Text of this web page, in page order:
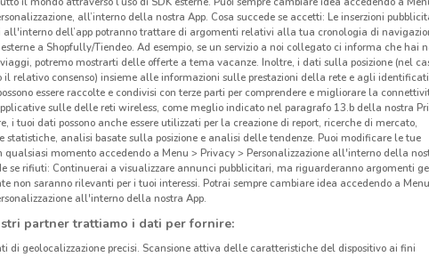
volantini nella tua zona. Riprova più tardi.
Faber-
all’interno della nostra App. Cosa succede se accetti: Le inserzioni
all'interno dell’app potranno trattare di argomenti relativi alla tua cronologia di
a Shopfully/Tiendeo. Ad esempio, se un servizio a noi collegato ci informa che hai
potremo mostrarti delle offerte a tema vacanze. Inoltre, i dati sulla posizione (nel
il relativo consenso) insieme alle informazioni sulle prestazioni della rete e agli
essere raccolte e condivisi con terze parti per comprendere e migliorare la
sulle delle reti wireless, come meglio indicato nel paragrafo 13.b della nostra
i tuoi dati possono anche essere utilizzati per la creazione di report, ricerche di mercato,
statistiche, analisi basate sulla posizione e analisi delle tendenze. Puoi modificare le tue
qualsiasi momento accedendo a Menu > Privacy > Personalizzazione all'interno della
se rifiuti: Continuerai a visualizzare annunci pubblicitari, ma riguarderanno argomenti
non saranno rilevanti per i tuoi interessi. Potrai sempre cambiare idea accedendo a
all'interno della nostra App.
partner trattiamo i dati per fornire:
di geolocalizzazione precisi. Scansione attiva delle caratteristiche del dispositivo ai fini